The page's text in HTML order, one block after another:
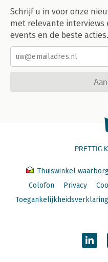
Schrijf u in voor onze
met relevante interviews
events en de beste acties.
PRETTIG
Thuiswinkel
Colofon
Privacy
Toegankelijkheidsverklaring